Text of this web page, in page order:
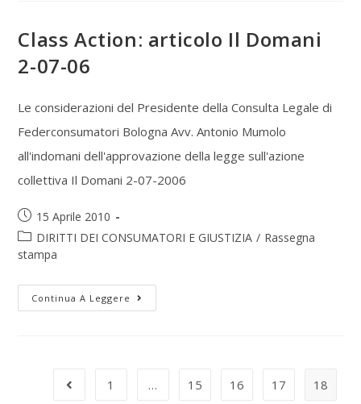
Class Action: articolo Il Domani
2-07-06
Le considerazioni del Presidente della Consulta Legale di
Federconsumatori Bologna Avv. Antonio Mumolo
all'indomani dell'approvazione della legge sull'azione
collettiva Il Domani 2-07-2006
15 Aprile 2010
DIRITTI DEI CONSUMATORI E GIUSTIZIA / Rassegna
stampa
Continua A Leggere
1 … 15 16 17 18